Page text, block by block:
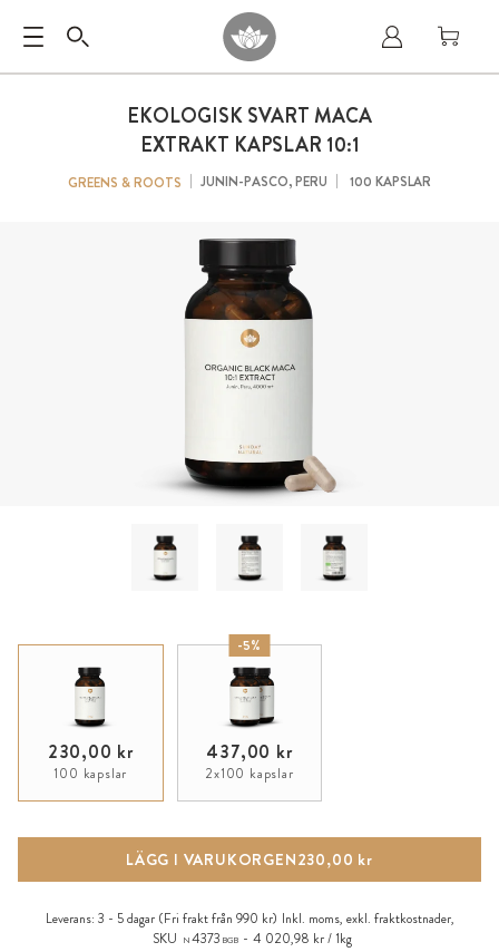
EKOLOGISK SVART MACA
EXTRAKT KAPSLAR 10:1
GREENS & ROOTS JUNIN-PASCO, PERU 100 KAPSLAR
230,00 kr
100 kapslar
-5%
437,00 kr
2x100 kapslar
LÄGG I VARUKORGEN230,00 kr
Leverans: 3 - 5 dagar (Fri frakt från 990 kr) Inkl. moms, exkl. fraktkostnader,
SKU
N4373 BGB 4 020,98 kr / 1kg